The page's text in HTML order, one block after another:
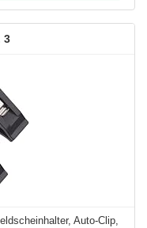
3
Auto-Clip,